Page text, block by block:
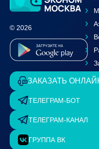
© 2026
ЗАКАЗАТЬ
ТЕЛЕГРАМ-БОТ
ТЕЛЕГРАМ-КАНАЛ
ГРУППА ВК